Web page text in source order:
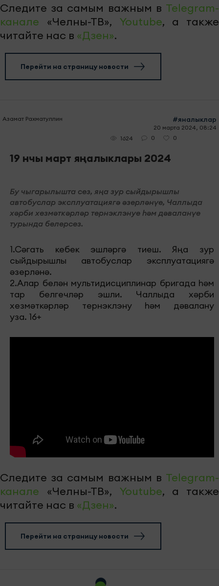
Следите за самым важным в Telegram-
канале «Челны-ТВ», Youtube, а также
читайте нас в «Дзен».
Перейти на страницу новости
Азамат Рахматуллин #яналыклар
20 марта 2024, 08:24
1624
0 0
19 нчы март яңалыклары 2024
Бу чыгарылышта сез, яңа зур сыйдырышлы
автобуслар эксплуатациягә әзерләнүе, Чаллыда
хәрби хезмәткәрләр тернэклэнуе һәм дәваланүе
турында белерсез.
1.Сәгать кебек эшләргә тиеш. Яңа зур
сыйдырышлы автобуслар эксплуатациягә
әзерләнә.
2.Алар белән мультидисциплинар бригада һәм
тар белгечләр эшли. Чаллыда хәрби
хезмәткәрләр тернэклэну һәм дәвалану
уза. 16+
Следите за самым важным в Telegram-
канале «Челны-ТВ», Youtube, а также
читайте нас в «Дзен».
Перейти на страницу новости